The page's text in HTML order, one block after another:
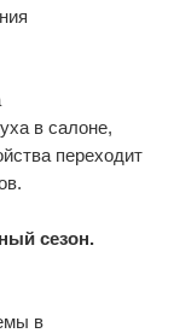
в салоне,
переходит
сезон.
в